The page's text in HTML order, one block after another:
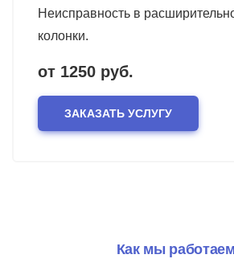
Неисправность в
колонки.
от 1250 руб.
ЗАКАЗАТЬ УСЛУГУ
Как мы